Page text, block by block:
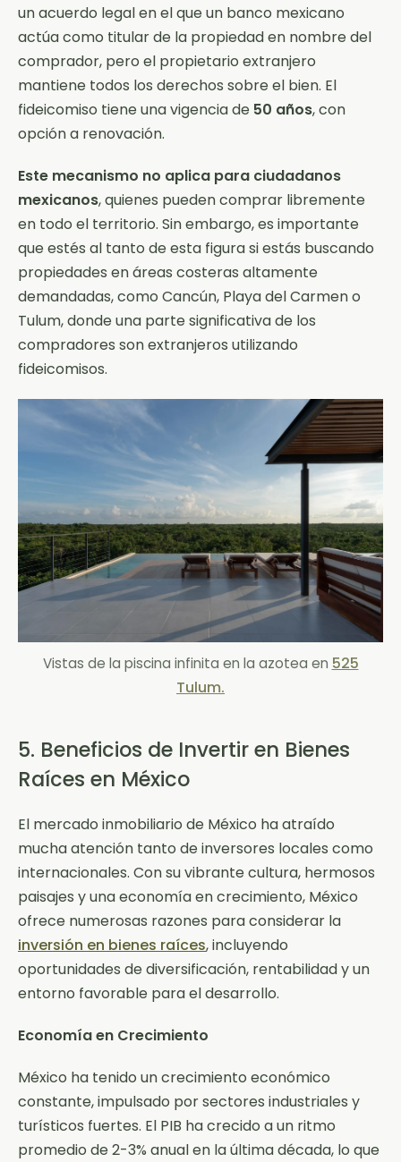
un acuerdo legal en el que un banco mexicano
actúa como titular de la propiedad en nombre del
comprador, pero el propietario extranjero
mantiene todos los derechos sobre el bien. El
fideicomiso tiene una vigencia de 50 años, con
opción a renovación.
Este mecanismo no aplica para ciudadanos
mexicanos, quienes pueden comprar libremente
en todo el territorio. Sin embargo, es importante
que estés al tanto de esta figura si estás buscando
propiedades en áreas costeras altamente
demandadas, como Cancún, Playa del Carmen o
Tulum, donde una parte significativa de los
compradores son extranjeros utilizando
fideicomisos.
Vistas de la piscina infinita en la azotea en 525
Tulum.
5. Beneficios de Invertir en Bienes
Raíces en México
El mercado inmobiliario de México ha atraído
mucha atención tanto de inversores locales como
internacionales. Con su vibrante cultura, hermosos
paisajes y una economía en crecimiento, México
ofrece numerosas razones para considerar la
inversión en bienes raíces, incluyendo
oportunidades de diversificación, rentabilidad y un
entorno favorable para el desarrollo.
Economía en Crecimiento
México ha tenido un crecimiento económico
constante, impulsado por sectores industriales y
turísticos fuertes. El PIB ha crecido a un ritmo
promedio de 2-3% anual en la última década, lo que